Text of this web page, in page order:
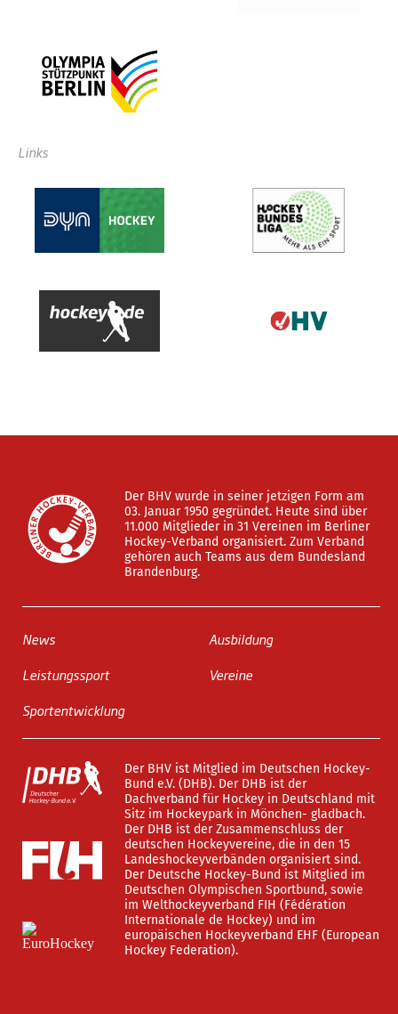
Links
Der BHV wurde in seiner jetzigen Form am
03. Januar 1950 gegründet. Heute sind über
11.000 Mitglieder in 31 Vereinen im Berliner
Hockey-Verband organisiert. Zum Verband
gehören auch Teams aus dem Bundesland
Brandenburg.
News
Leistungssport
Sportentwicklung
Ausbildung
Vereine
Der BHV ist Mitglied im Deutschen Hockey-
Bund e.V. (DHB). Der DHB ist der
Dachverband für Hockey in Deutschland mit
Sitz im Hockeypark in Mönchen- gladbach.
Der DHB ist der Zusammenschluss der
deutschen Hockeyvereine, die in den 15
Landeshockeyverbänden organisiert sind.
Der Deutsche Hockey-Bund ist Mitglied im
Deutschen Olympischen Sportbund, sowie
im Welthockeyverband FIH (Fédération
Internationale de Hockey) und im
europäischen Hockeyverband EHF (European
Hockey Federation).